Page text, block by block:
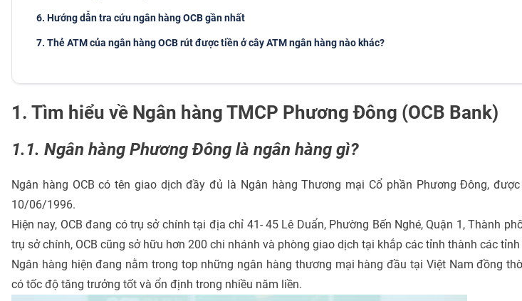
6. Hướng dẫn tra cứu ngân hàng OCB gần nhất
7. Thẻ ATM của ngân hàng OCB rút được tiền ở cây ATM ngân hàng nào khác?
1. Tìm hiểu về Ngân hàng TMCP Phương Đông (OCB Bank)
1.1. Ngân hàng Phương Đông là ngân hàng gì?
Ngân hàng OCB có tên giao dịch đầy đủ là Ngân hàng Thương mại Cổ phần Phương Đông,
10/06/1996.
Hiện nay, OCB đang có trụ sở chính tại địa chỉ 41- 45 Lê Duẩn, Phường Bến Nghé, Quận 1, Thành
trụ sở chính, OCB cũng sở hữu hơn 200 chi nhánh và phòng giao dịch tại khắp các tỉnh thành các
Ngân hàng hiện đang nằm trong top những ngân hàng thương mại hàng đầu tại Việt Nam đồng
có tốc độ tăng trưởng tốt và ổn định trong nhiều năm liền.